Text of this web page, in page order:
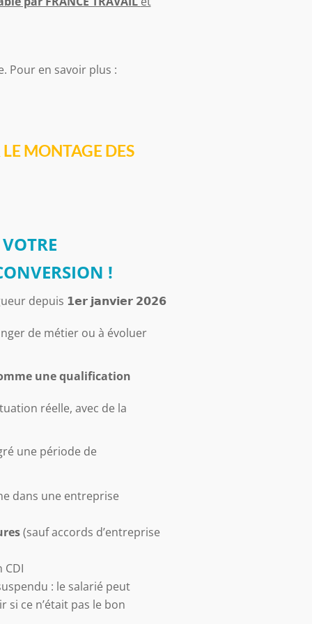
Pour en savoir plus :
MONTAGE DES
!
depuis 𝟭𝗲𝗿 𝗷𝗮𝗻𝘃𝗶𝗲𝗿 𝟮𝟬𝟮𝟲
de métier ou à évoluer
une qualification
réelle, avec de la
une période de
dans une entreprise
(sauf accords d’entreprise
: le salarié peut
ce n’était pas le bon